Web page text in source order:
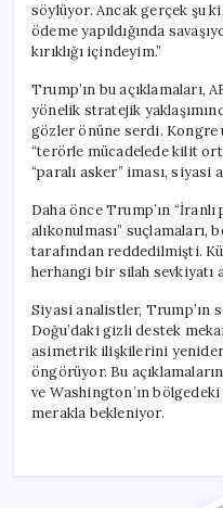
söylüyor. Ancak gerçek şu
ödeme yapıldığında
kırıklığı içindeyim.”
Trump’ın bu açıklamaları,
yönelik stratejik
gözler önüne serdi. Kongre
“terörle mücadelede kilit
“paralı asker” iması, siyasi
Daha önce Trump’ın
alıkonulması”
tarafından reddedilmişti.
herhangi bir silah sevkiyatı
Siyasi analistler, Trump’ın
Doğu’daki gizli destek
asimetrik ilişkilerini
öngörüyor. Bu
ve Washington’ın
merakla bekleniyor.